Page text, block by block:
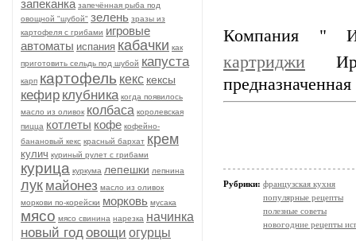
запеканка запечённая рыба под
овощной "шубой" зелень зразы из
картофеля с грибами игровые
автоматы испания кабачки как
приготовить сельдь под шубой капуста
карп картофель кекс кексы
кефир клубника когда появилось
масло из оливок колбаса королевская
пицца котлеты кофе кофейно-
банановый кекс красный бархат крем
кулич куриный рулет с грибами
курица куркума лепешки лепнина
лук майонез масло из оливок
моркови по-корейски морковь мусака
мясо мясо свинина нарезка начинка
новый годовощи огурцы
Компания "
картриджи
Рубрики: французская кухня
популярные рецепты
полезные советы
новогодние рецепты